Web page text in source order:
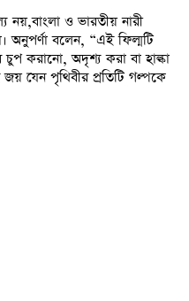
ও ভারতীয় নারী
অনুপর্ণা বলেন, “এই ফিল্মটি
চুপ করানো, অদৃশ্য করা বা হাল্কা
যেন পৃথিবীর প্রতিটি গল্পকে